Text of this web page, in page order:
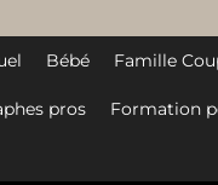
Bébé Famille
pros Formation